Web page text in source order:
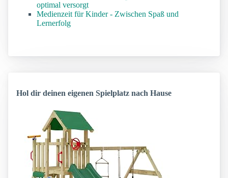
optimal versorgt
Medienzeit für Kinder - Zwischen Spaß und
Lernerfolg
Hol dir deinen eigenen Spielplatz nach Hause